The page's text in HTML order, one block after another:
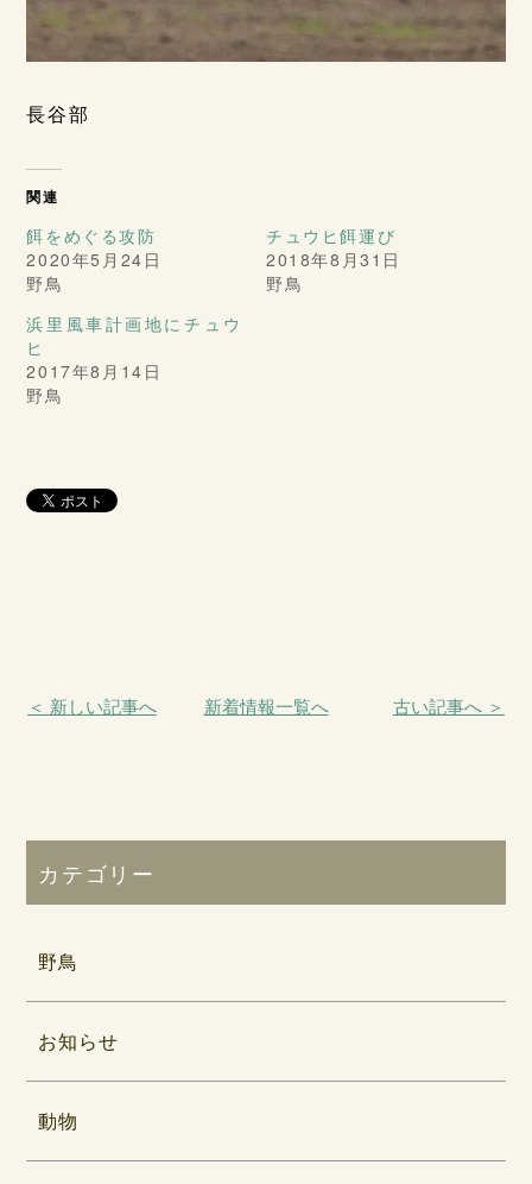
長谷部
関連
餌をめぐる攻防
2020年5月24日
野鳥
チュウヒ餌運び
2018年8月31日
野鳥
浜里風車計画地にチュウ
ヒ
2017年8月14日
野鳥
＜ 新しい記事へ 新着情報一覧へ 古い記事へ ＞
カテゴリー
野鳥
お知らせ
動物